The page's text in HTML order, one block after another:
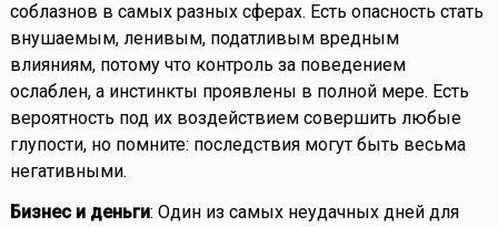
соблазнов в самых разных сферах. Есть опасность стать
внушаемым, ленивым, податливым вредным
влияниям, потому что контроль за поведением
ослаблен, а инстинкты проявлены в полной мере. Есть
вероятность под их воздействием совершить любые
глупости, но помните: последствия могут быть весьма
негативными.
Бизнес и деньги: Один из самых неудачных дней для